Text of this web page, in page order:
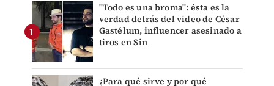
"Todo es una broma": ésta es la
verdad detrás del video de César
Gastélum, influencer asesinado a
tiros en Sin
¿Para qué sirve y por qué